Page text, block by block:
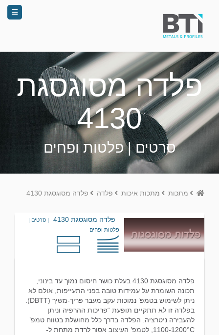
פלדה מסוגסגת
4130
סרטים | פלטות ופחים
Homeמתכות מתכות איכות פלדה פלדה מסוגסגת 4130
פלדה מסוגסגת 4130
| סרטים |
פלטות ופחים
פלדה מסוגסגת 4130 בעלת כושר חיסום נמוך עד בינוני,
תכונה השומרת על עמידות טובה בפני התעייפות, אולם לא
ניתן לשימוש בטמפ’ נמוכות עקב מעבר פריך-משיך (DBTT).
בפלדה זו לא תתקיים תופעת “פריכות ההרפיה וניתן
להעבירה ניטרציה. הפלדה בדרך כלל מחושלת בטווח טמפ’
1100-1200°C, לטמפ’ העיצוב אסור לרדת מתחת ל-